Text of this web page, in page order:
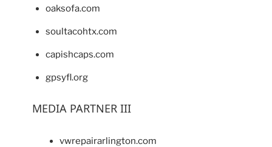
oaksofa.com
soultacohtx.com
capishcaps.com
gpsyfl.org
MEDIA PARTNER III
vwrepairarlington.com